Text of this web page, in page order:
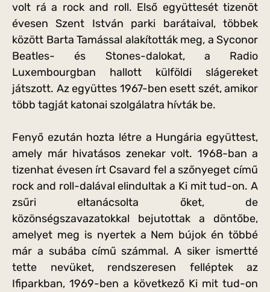
volt rá a rock and roll. Első együttesét tizenöt
évesen Szent István parki barátaival, többek
között Barta Tamással alakították meg, a Syconor
Beatles- és Stones-dalokat, a Radio
Luxembourgban hallott külföldi slágereket
játszott. Az együttes 1967-ben esett szét, amikor
több tagját katonai szolgálatra hívták be.
Fenyő ezután hozta létre a Hungária együttest,
amely már hivatásos zenekar volt. 1968-ban a
tizenhat évesen írt Csavard fel a szőnyeget című
rock and roll-dalával elindultak a Ki mit tud-on. A
zsűri eltanácsolta őket, de
közönségszavazatokkal bejutottak a döntőbe,
amelyet meg is nyertek a Nem bújok én többé
már a subába című számmal. A siker ismertté
tette nevüket, rendszeresen felléptek az
Ifiparkban, 1969-ben a következő Ki mit tud-on